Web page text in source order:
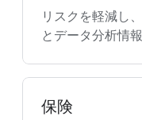
リスクを軽減し
とデータ分析情
保険